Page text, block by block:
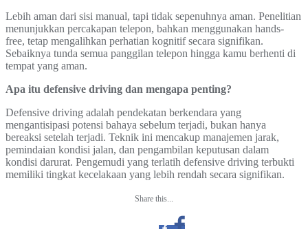
Lebih aman dari sisi manual, tapi tidak sepenuhnya aman. Penelitian
menunjukkan percakapan telepon, bahkan menggunakan hands-
free, tetap mengalihkan perhatian kognitif secara signifikan.
Sebaiknya tunda semua panggilan telepon hingga kamu berhenti di
tempat yang aman.
Apa itu defensive driving dan mengapa penting?
Defensive driving adalah pendekatan berkendara yang
mengantisipasi potensi bahaya sebelum terjadi, bukan hanya
bereaksi setelah terjadi. Teknik ini mencakup manajemen jarak,
pemindaian kondisi jalan, dan pengambilan keputusan dalam
kondisi darurat. Pengemudi yang terlatih defensive driving terbukti
memiliki tingkat kecelakaan yang lebih rendah secara signifikan.
Share this...